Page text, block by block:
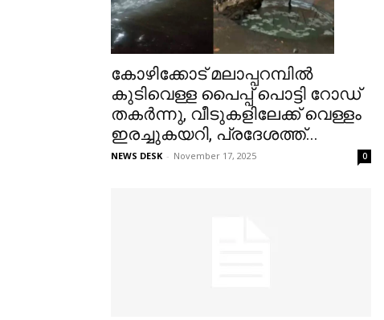
കോഴിക്കോട് മലാപ്പറമ്പിൽ
കുടിവെള്ള പൈപ്പ് പൊട്ടി റോഡ്
തകർന്നു, വീടുകളിലേക്ക് വെള്ളം
ഇരച്ചുകയറി, പ്രദേശത്ത്...
NEWS DESK - November 17, 2025 0